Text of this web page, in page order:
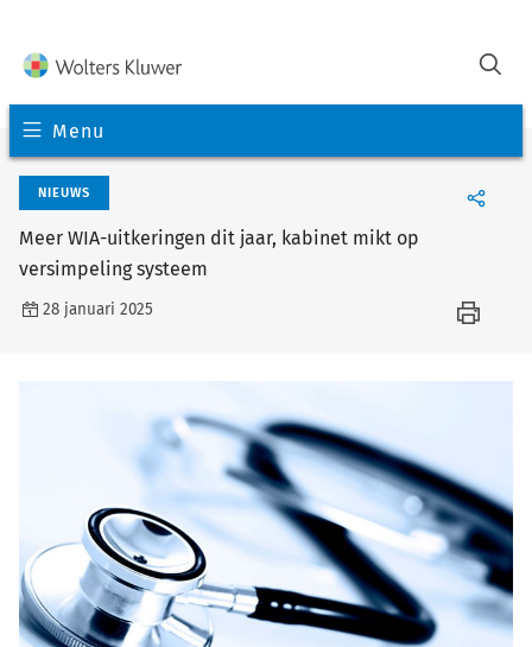
Menu
NIEUWS
Meer WIA-uitkeringen dit jaar, kabinet mikt op
versimpeling systeem
28 januari 2025